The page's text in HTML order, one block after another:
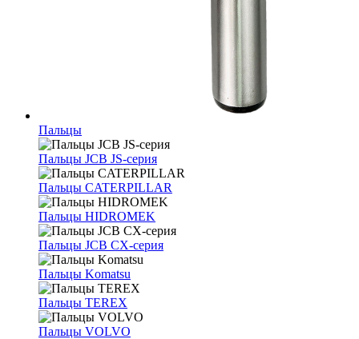
Пальцы
Пальцы JCB JS-серия
Пальцы CATERPILLAR
Пальцы HIDROMEK
Пальцы JCB CX-серия
Пальцы Komatsu
Пальцы TEREX
Пальцы VOLVO